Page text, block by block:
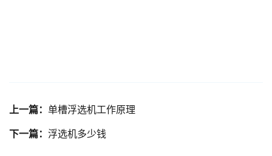
上一篇： 单槽浮选机工作原理
下一篇： 浮选机多少钱